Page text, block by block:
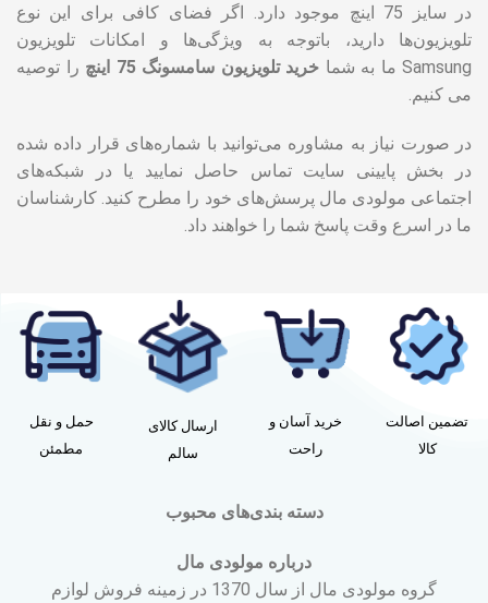
در سایز 75 اینچ موجود دارد. اگر فضای کافی برای این نوع
تلویزیون‌ها دارید، باتوجه به ویژگی‌ها و امکانات تلویزیون
Samsung ما به شما
خرید تلویزیون سامسونگ 75 اینچ
را توصیه
می کنیم.
در صورت نیاز به مشاوره می‌توانید با شماره‌های قرار داده شده
در بخش پایینی سایت تماس حاصل نمایید یا در شبکه‌های
اجتماعی مولودی مال پرسش‌های خود را مطرح کنید. کارشناسان
ما در اسرع وقت پاسخ شما را خواهند داد.
تضمین اصالت
کالا
خرید آسان و
راحت
ارسال کالای
سالم
حمل و نقل
مطمئن
دسته بندی‌های محبوب
درباره مولودی مال
گروه مولودی مال از سال 1370 در زمینه فروش لوازم